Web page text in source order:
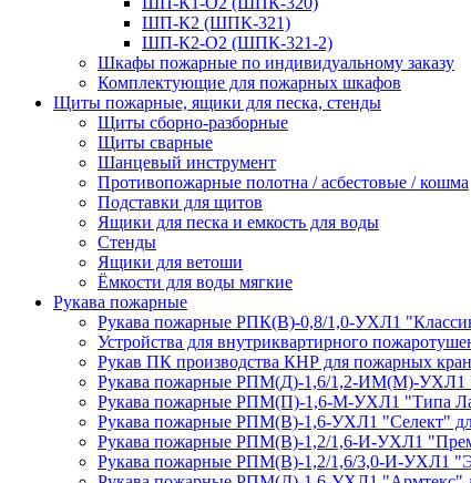
ШП-К2 (ШПК-321)
ШП-К2-О2 (ШПК-321-2)
Шкафы пожарные по индивидуальному заказу
Комплектующие для пожарных шкафов
Щиты пожарные, ящики для песка, стенды
Щиты сборно-разборные
Щиты сварные
Шанцевый инструмент
Противопожарные полотна / асбестовые / кошма
Подставки для щитов
Ящики для песка и емкость для воды
Стенды
Ящики для ветоши
Ёмкости для воды мягкие
Рукава пожарные
Рукава пожарные РПК(В)-0,8/1,0-УХЛ1
Устройства для внутриквартирного
Рукав ПК производства КНР для пожарных
Рукава пожарные РПМ(Д)-1,6/1,2-ИМ(M)-УХЛ1
Рукава пожарные РПМ(П)-1,6-М-УХЛ1 "Типа
Рукава пожарные РПМ(В)-1,6-УХЛ1 "Селект"
Рукава пожарные РПМ(В)-1,2/1,6-И-УХЛ1
Рукава пожарные РПМ(В)-1,2/1,6/3,0-И-УХЛ1